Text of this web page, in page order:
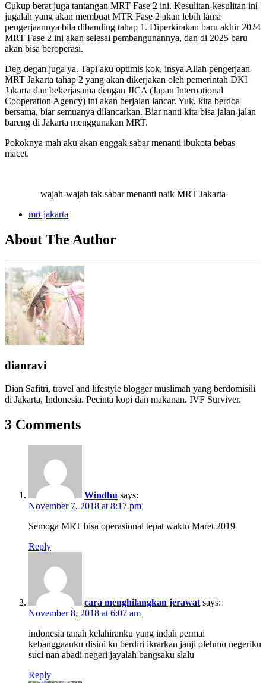
Cukup berat juga tantangan MRT Fase 2 ini. Kesulitan-kesulitan ini
jugalah yang akan membuat MTR Fase 2 akan lebih lama
pengerjaannya bila dibanding tahap 1. Diperkirakan baru akhir 2024
MRT Fase 2 ini akan selesai pembangunannya, dan di 2025 baru
akan bisa beroperasi.
Deg-degan juga ya. Tapi aku optimis kok, insya Allah pengerjaan
MRT Jakarta tahap 2 yang akan dikerjakan oleh pemerintah DKI
Jakarta dan bekerjasama dengan JICA (Japan International
Cooperation Agency) ini akan berjalan lancar. Yuk, kita berdoa
bersama, biar semuanya dilancarkan. Biar nanti kita bisa jalan-jalan
bareng di Jakarta menggunakan MRT.
Pokoknya mah aku akan enggak sabar menanti ibukota bebas
macet.
wajah-wajah tak sabar menanti naik MRT Jakarta
mrt jakarta
About The Author
dianravi
Dian Safitri, travel and lifestyle blogger muslimah yang berdomisili
di Jakarta, Indonesia. Pecinta kopi dan makanan. IVF Surviver.
3 Comments
Windhu says:
November 7, 2018 at 8:17 pm
Semoga MRT bisa operasional tepat waktu Maret 2019
Reply
cara menghilangkan jerawat says:
November 8, 2018 at 6:07 am
indonesia tanah kelahiranku yang indah permai
kebanggaanku disini ku berdiri ikrarkan janji olehmu negeriku
suci nan abadi negeri jayalah bangsaku slalu
Reply